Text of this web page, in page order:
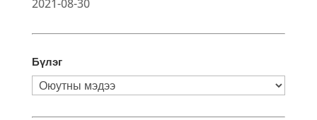
2021-08-30
Бүлэг
Бүлэг